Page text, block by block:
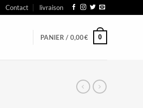
Contact livraison
PANIER / 0,00€ 0